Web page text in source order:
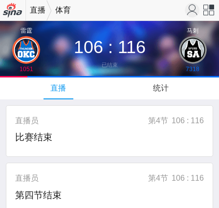
机新浪 站导
航
直播 体育
雷霆
1051
马刺
7318
106 : 116
已结束
直播 统计
↓
下拉可以刷新
直播员 第4节 106 : 116
比赛结束
直播员 第4节 106 : 116
第四节结束